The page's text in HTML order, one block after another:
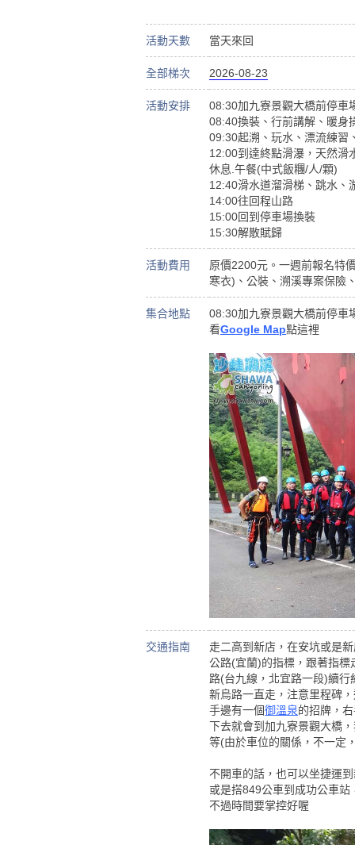
活動天數 當天來回
全部梯次 2026-08-23
活動安排
08:30加九寮景觀大橋前停車
08:40換裝、行前講解、暖身
09:30起溯、玩水、漂流練習
12:00到達終點滑瀑，天然滑
休息.午餐(中式飯糰/人/顆)
12:40滑水道溜滑梯、跳水、
14:00往回程山路
15:00回到停車場換裝
15:30解散賦歸
活動費用
原價2200元。一週前報名特
寒衣)、公裝、溯溪專案保險
集合地點
08:30加九寮景觀大橋前停車
看Google Map點這裡
交通指南
走二高到新店，在安坑或是
公路(宜蘭)的指標，跟著指
路(台九線，北宜路一段)續
新烏路一直走，注意里程碑
手邊有一個御溫泉的招牌，
下去就會到加九寮景觀大橋
等(由於車位的關係，不一定
不開車的話，也可以坐捷運
或是搭849公車到成功公車
不過時間要掌控好喔